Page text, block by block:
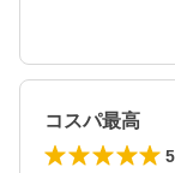
コスパ最高
5